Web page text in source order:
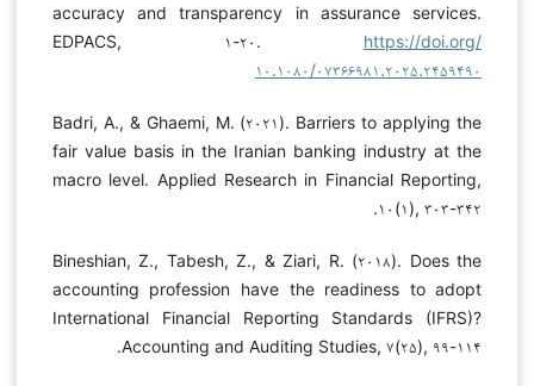
accuracy and transparency in assurance services.
EDPACS, ۱-۲۰. https://doi.org/
۱۰.۱۰۸۰/۰۷۳۶۶۹۸۱.۲۰۲۵.۲۴۵۹۴۹۰
Badri, A., & Ghaemi, M. (۲۰۲۱). Barriers to applying the
fair value basis in the Iranian banking industry at the
macro level. Applied Research in Financial Reporting,
۱۰(۱), ۳۰۳-۳۴۲.
Bineshian, Z., Tabesh, Z., & Ziari, R. (۲۰۱۸). Does the
accounting profession have the readiness to adopt
International Financial Reporting Standards (IFRS)?
Accounting and Auditing Studies, ۷(۲۵), ۹۹-۱۱۴.